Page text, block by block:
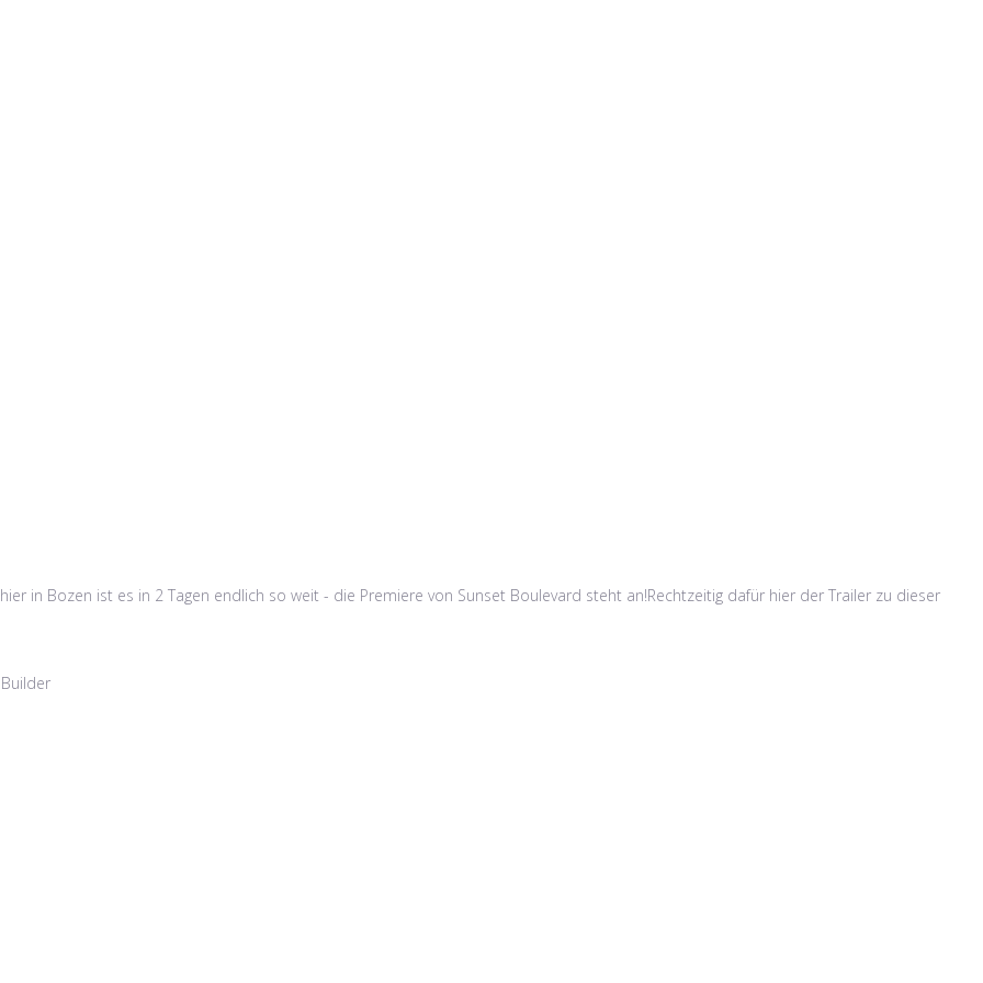
in Bozen ist es in 2 Tagen endlich so weit - die Premiere von Sunset Boulevard steht an!Rechtzeitig dafür hier der Trailer zu dieser